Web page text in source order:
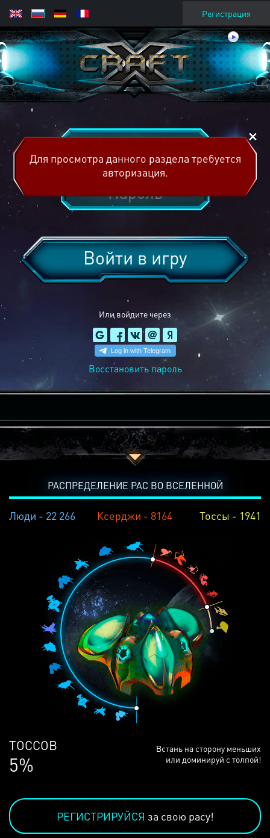
Регистрация
Или войдите через
Войти в игру
Восстановить пароль
Для просмотра данного раздела требуется
авторизация.
РАСПРЕДЕЛЕНИЕ РАС ВО ВСЕЛЕННОЙ
Люди - 22 266 Ксерджи - 8164 Тоссы - 1941
ЛЮДЕЙ
68%
Встань на сторону меньших
или доминируй с толпой!
РЕГИСТРИРУЙСЯ за свою расу!